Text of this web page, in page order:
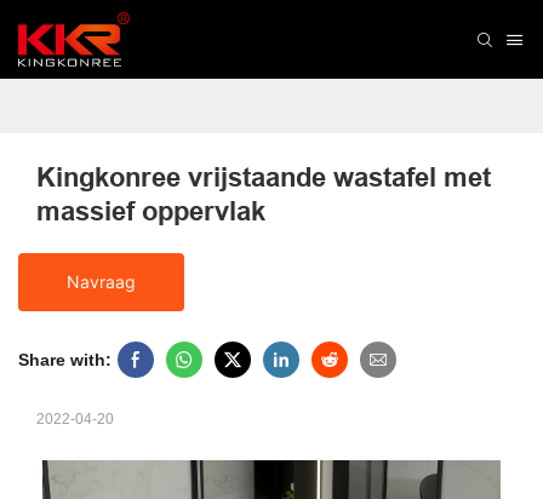
Kingkonree vrijstaande wastafel met
massief oppervlak
Navraag
Share with:
2022-04-20